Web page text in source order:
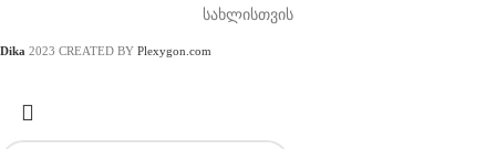
სახლისთვის
Dika 2023 CREATED BY Plexygon.com